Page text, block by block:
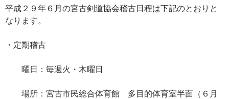
平成２９年６月の宮古剣道協会稽古日程は下記のとおりと
なります。
・定期稽古
曜日：毎週火・木曜日
場所：宮古市民総合体育館 多目的体育室半面（６月